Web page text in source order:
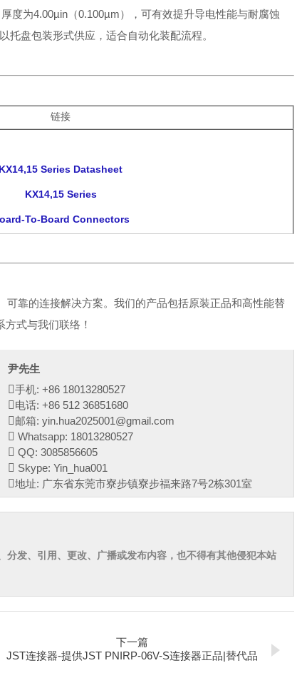
度为4.00µin（0.100µm），可有效提升导电性能与耐腐蚀
盘包装形式供应，适合自动化装配流程。
链接
KX14,15 Series Datasheet
KX14,15 Series
To-Board Connectors
靠的连接解决方案。我们的产品包括原装正品和高性能替
式与我们联络！
尹先生
手机: +86 18013280527
电话: +86 512 36851680
邮箱: yin.hua2025001@gmail.com
Whatsapp: 18013280527
QQ: 3085856605
Skype: Yin_hua001
地址: 广东省东莞市寮步镇寮步福来路7号2栋301室
发、引用、更改、广播或发布内容，也不得有其他侵犯本站
下一篇
JST连接器-提供JST PNIRP-06V-S连接器正品|替代品